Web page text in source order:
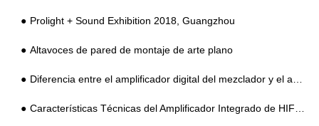
Prolight + Sound Exhibition 2018, Guangzhou
Altavoces de pared de montaje de arte plano
Diferencia entre el amplificador digital del mezclador y el amplificador de megafonía digital
Características Técnicas del Amplificador Integrado de HIFI PA System